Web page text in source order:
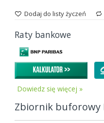
Dodaj do listy życzeń
Raty bankowe
Dowiedz się więcej »
Zbiornik buforowy